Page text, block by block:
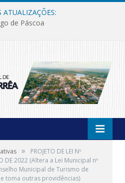
ATUALIZAÇÕES:
de Páscoa
»
PROJETO DE LEI Nº
DE 2022 (Altera a Lei Municipal nº
Municipal de Turismo de
toma outras providências)